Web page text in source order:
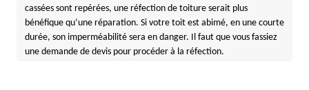
cassées sont repérées, une réfection de toiture serait plus
bénéfique qu’une réparation. Si votre toit est abimé, en une courte
durée, son imperméabilité sera en danger. Il faut que vous fassiez
une demande de devis pour procéder à la réfection.